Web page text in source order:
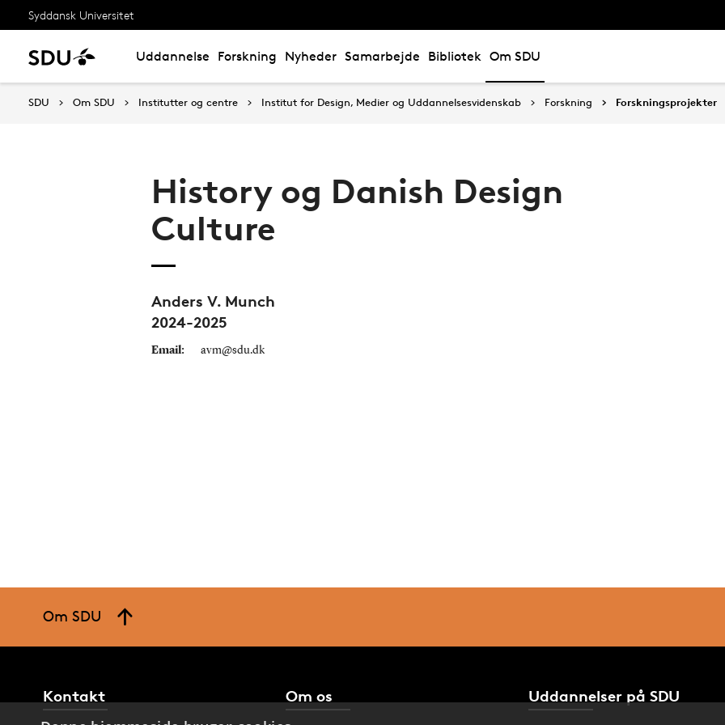
Syddansk Universitet
Uddannelse Forskning Nyheder Samarbejde Bibliotek Om SDU
SDU Om SDU Institutter og centre Institut for Design, Medier og Uddannelsesvidenskab Forskning Forskningsprojekter
History og Danish Design
Culture
Anders V. Munch
2024-2025
Email: avm@sdu.dk
Om SDU
Kontakt Om os Uddannelser på SDU